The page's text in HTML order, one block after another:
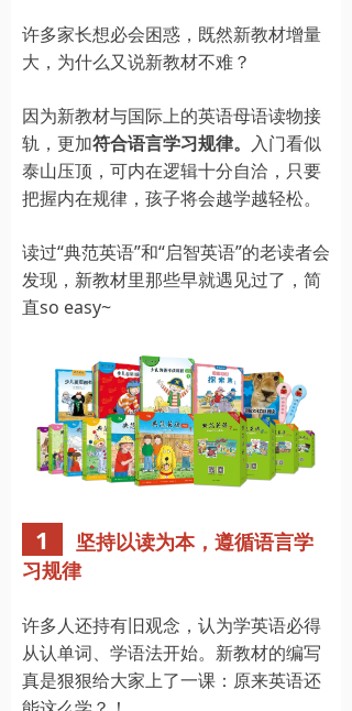
许多家长想必会困惑，既然新教材增量
大，为什么又说新教材不难？
因为新教材与国际上的英语母语读物接
轨，更加符合语言学习规律。 入门看似
泰山压顶，可内在逻辑十分自洽，只要
把握内在规律，孩子将会越学越轻松。
读过“典范英语”和“启智英语”的老读者会
发现，新教材里那些早就遇见过了，简
直so easy~
1
坚持以读为本，遵循语言学
习规律
许多人还持有旧观念，认为学英语必得
从认单词、学语法开始。新教材的编写
真是狠狠给大家上了一课：原来英语还